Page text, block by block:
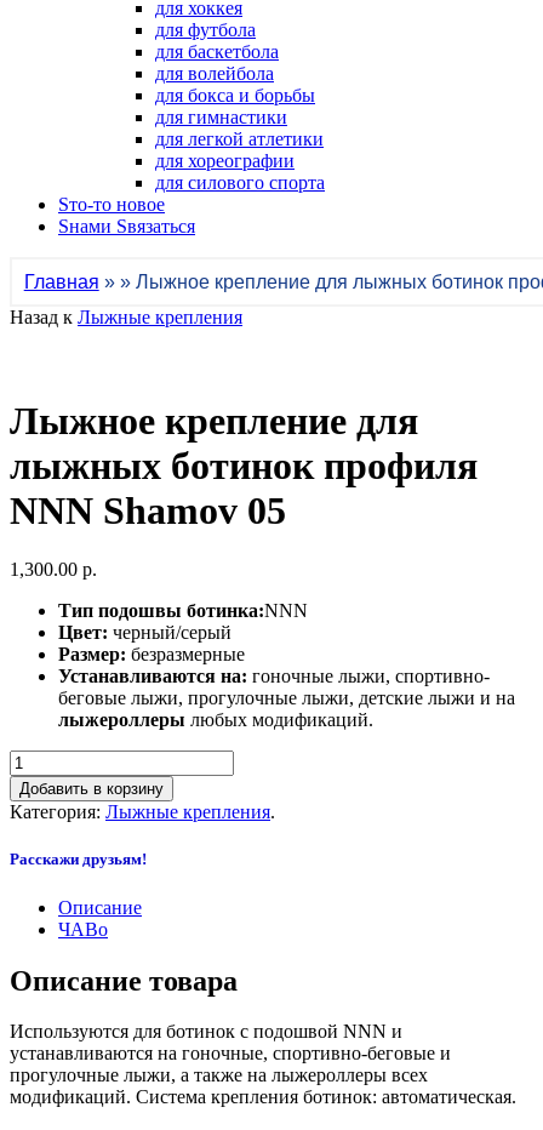
для хоккея
для футбола
для баскетбола
для волейбола
для бокса и борьбы
для гимнастики
для легкой атлетики
для хореографии
для силового спорта
Sто-то новое
Sнами Sвязаться
Главная » » Лыжное крепление для лыжных ботинок
Назад к Лыжные крепления
Лыжное крепление для
лыжных ботинок профиля
NNN Shamov 05
1,300.00 р.
Тип подошвы ботинка:NNN
Цвет: черный/серый
Размер: безразмерные
Устанавливаются на: гоночные лыжи, спортивно-
беговые лыжи, прогулочные лыжи, детские лыжи и на
лыжероллеры любых модификаций.
Добавить в корзину
Категория: Лыжные крепления.
Расскажи друзьям!
Описание
ЧАВо
Описание товара
Используются для ботинок с подошвой NNN и
устанавливаются на гоночные, спортивно-беговые и
прогулочные лыжи, а также на лыжероллеры всех
модификаций. Система крепления ботинок: автоматическая.